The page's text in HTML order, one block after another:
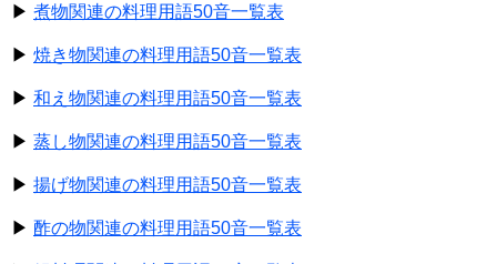
▶ 煮物関連の料理用語50音一覧表
▶ 焼き物関連の料理用語50音一覧表
▶ 和え物関連の料理用語50音一覧表
▶ 蒸し物関連の料理用語50音一覧表
▶ 揚げ物関連の料理用語50音一覧表
▶ 酢の物関連の料理用語50音一覧表